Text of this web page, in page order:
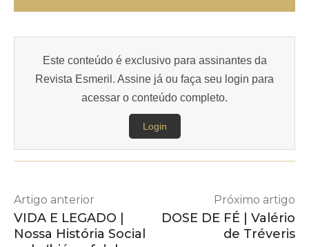
Este conteúdo é exclusivo para assinantes da
Revista Esmeril. Assine já ou faça seu login para
acessar o conteúdo completo.
Login
Artigo anterior
VIDA E LEGADO |
Nossa História Social
Próximo artigo
DOSE DE FÉ | Valério
de Tréveris